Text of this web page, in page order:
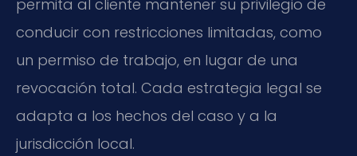
permita al cliente mantener su privilegio de
conducir con restricciones limitadas, como
un permiso de trabajo, en lugar de una
revocación total. Cada estrategia legal se
adapta a los hechos del caso y a la
jurisdicción local.